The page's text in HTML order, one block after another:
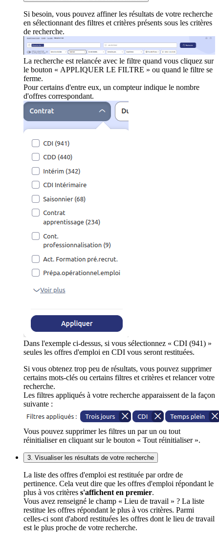
Si besoin, vous pouvez affiner les résultats de votre recherche
en sélectionnant des filtres et critères présents sous les critères
de recherche.
La recherche est relancée avec le filtre quand vous cliquez sur
le bouton « APPLIQUER LE FILTRE » ou quand le filtre se
ferme.
Pour certains d'entre eux, un compteur indique le nombre
d'offres correspondant.
Dans l'exemple ci-dessus, si vous sélectionnez « CDI (941) »
seules les offres d'emploi en CDI vous seront restituées.
Si vous obtenez trop peu de résultats, vous pouvez supprimer
certains mots-clés ou certains filtres et critères et relancer votre
recherche.
Les filtres appliqués à votre recherche apparaissent de la façon
suivante :
Vous pouvez supprimer les filtres un par un ou tout
réinitialiser en cliquant sur le bouton « Tout réinitialiser ».
3. Visualiser les résultats de votre recherche
La liste des offres d'emploi est restituée par ordre de
pertinence. Cela veut dire que les offres d'emploi répondant le
plus à vos critères s'affichent en premier.
Vous avez renseigné le champ « Lieu de travail » ? La liste
restitue les offres répondant le plus à vos critères. Parmi
celles-ci sont d'abord restituées les offres dont le lieu de travail
est le plus proche de votre recherche.